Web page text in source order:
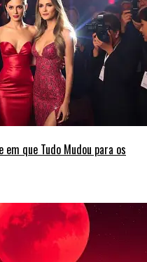
que Tudo Mudou para os